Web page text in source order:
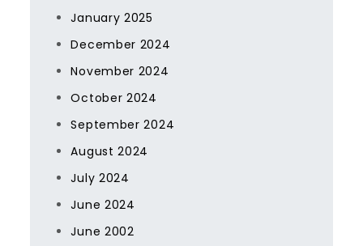
January 2025
December 2024
November 2024
October 2024
September 2024
August 2024
July 2024
June 2024
June 2002